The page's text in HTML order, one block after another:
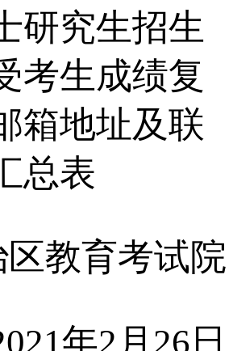
研究生招生
考生成绩复
箱地址及联
总表
区教育考试院
年2月26日​​​​​​​